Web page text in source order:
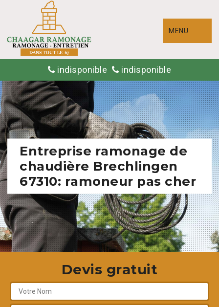
MENU
indisponible indisponible
Entreprise ramonage de
chaudière Brechlingen
67310: ramoneur pas cher
Devis gratuit